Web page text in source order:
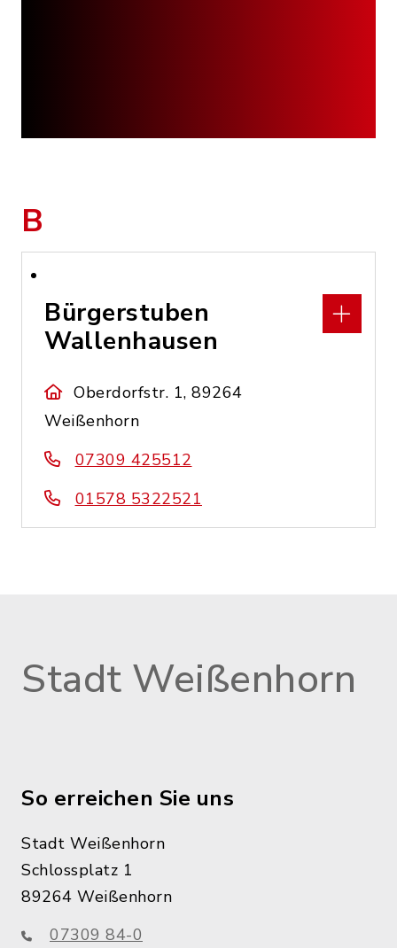
B
Bürgerstuben
Wallenhausen
Oberdorfstr. 1, 89264
Weißenhorn
07309 425512
01578 5322521
Stadt Weißenhorn
So erreichen Sie uns
Stadt Weißenhorn
Schlossplatz 1
89264 Weißenhorn
07309 84-0